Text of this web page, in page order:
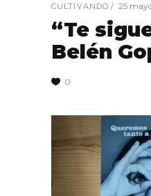
CULTIVANDO 25
“Te
Belén
0